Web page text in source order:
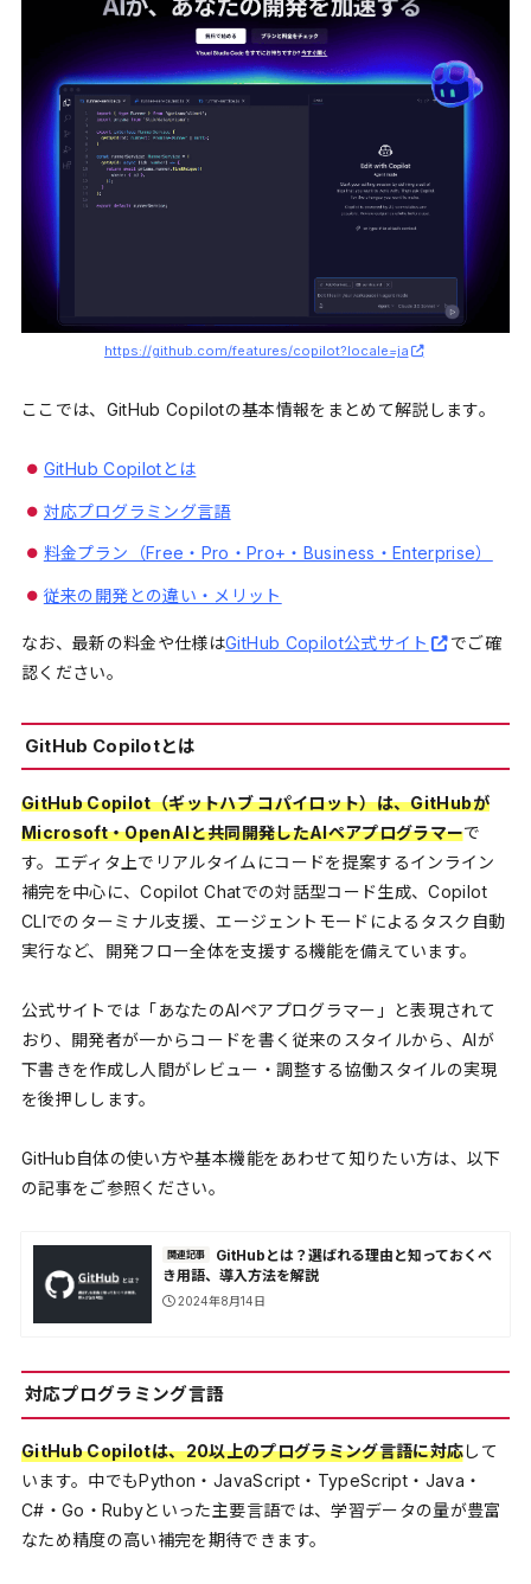
https://github.com/features/copilot?locale=ja
ここでは、GitHub Copilotの基本情報をまとめて解説します。
GitHub Copilotとは
対応プログラミング言語
料金プラン（Free・Pro・Pro+・Business・Enterprise）
従来の開発との違い・メリット
なお、最新の料金や仕様はGitHub Copilot公式サイト
でご確
認ください。
GitHub Copilotとは
GitHub Copilot（ギットハブ コパイロット）は、GitHubが
Microsoft・OpenAIと共同開発したAIペアプログラマーで
す。エディタ上でリアルタイムにコードを提案するインライン
補完を中心に、Copilot Chatでの対話型コード生成、Copilot
CLIでのターミナル支援、エージェントモードによるタスク自動
実行など、開発フロー全体を支援する機能を備えています。
公式サイトでは「あなたのAIペアプログラマー」と表現されて
おり、開発者が一からコードを書く従来のスタイルから、AIが
下書きを作成し人間がレビュー・調整する協働スタイルの実現
を後押しします。
GitHub自体の使い方や基本機能をあわせて知りたい方は、以下
の記事をご参照ください。
関連記事
GitHubとは？選ばれる理由と知っておくべ
き用語、導入方法を解説
2024年8月14日
対応プログラミング言語
GitHub Copilotは、20以上のプログラミング言語に対応して
います。中でもPython・JavaScript・TypeScript・Java・
C#・Go・Rubyといった主要言語では、学習データの量が豊富
なため精度の高い補完を期待できます。